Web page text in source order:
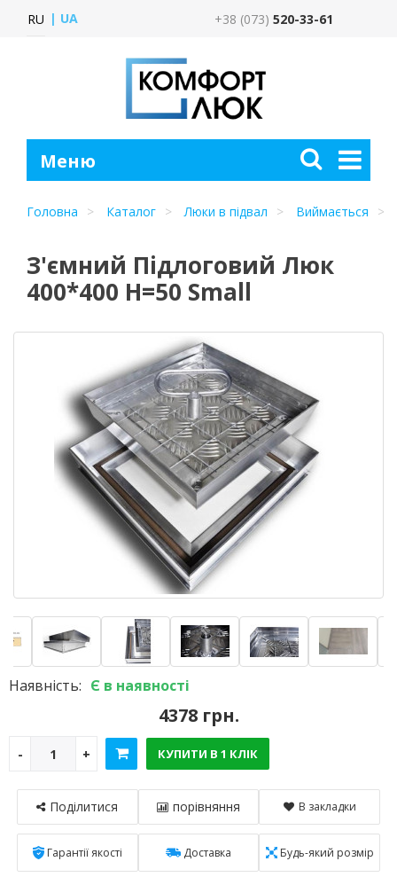
RU UA +38 (073) 520-33-61
Головна Каталог Люки в підвал Виймається
З'ємний Підлоговий Люк
400*400 H=50 Small
Наявність: Є в наявності
4378 грн.
КУПИТИ В 1 КЛІК
Поділитися порівняння В закладки
Гарантії якості Доставка Будь-який розмір